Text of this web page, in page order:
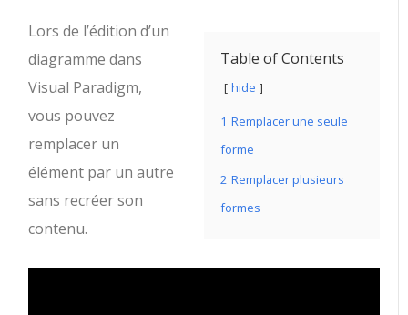
Table of Contents
hide
1 Remplacer une seule
forme
2 Remplacer plusieurs
formes
Lors de l’édition d’un
diagramme dans
Visual Paradigm,
vous pouvez
remplacer un
élément par un autre
sans recréer son
contenu.